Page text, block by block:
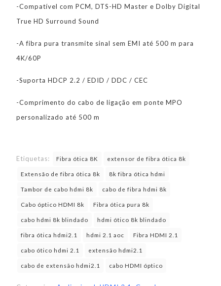
-Compatível com PCM, DTS-HD Master e Dolby Digital
True HD Surround Sound
-A fibra pura transmite sinal sem EMI até 500 m para
4K/60P
-Suporta HDCP 2.2 / EDID / DDC / CEC
-Comprimento do cabo de ligação em ponte MPO
personalizado até 500 m
Etiquetas: Fibra ótica 8K extensor de fibra ótica 8k
Extensão de fibra ótica 8k 8k fibra ótica hdmi
Tambor de cabo hdmi 8k cabo de fibra hdmi 8k
Cabo óptico HDMI 8k Fibra ótica pura 8k
cabo hdmi 8k blindado hdmi ótico 8k blindado
fibra ótica hdmi2.1 hdmi 2.1 aoc Fibra HDMI 2.1
cabo ótico hdmi 2.1 extensão hdmi2.1
cabo de extensão hdmi2.1 cabo HDMI óptico